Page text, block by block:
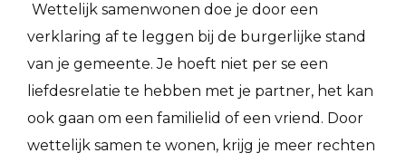
Wettelijk samenwonen doe je door een
verklaring af te leggen bij de burgerlijke stand
van je gemeente. Je hoeft niet per se een
liefdesrelatie te hebben met je partner, het kan
ook gaan om een familielid of een vriend. Door
wettelijk samen te wonen, krijg je meer rechten